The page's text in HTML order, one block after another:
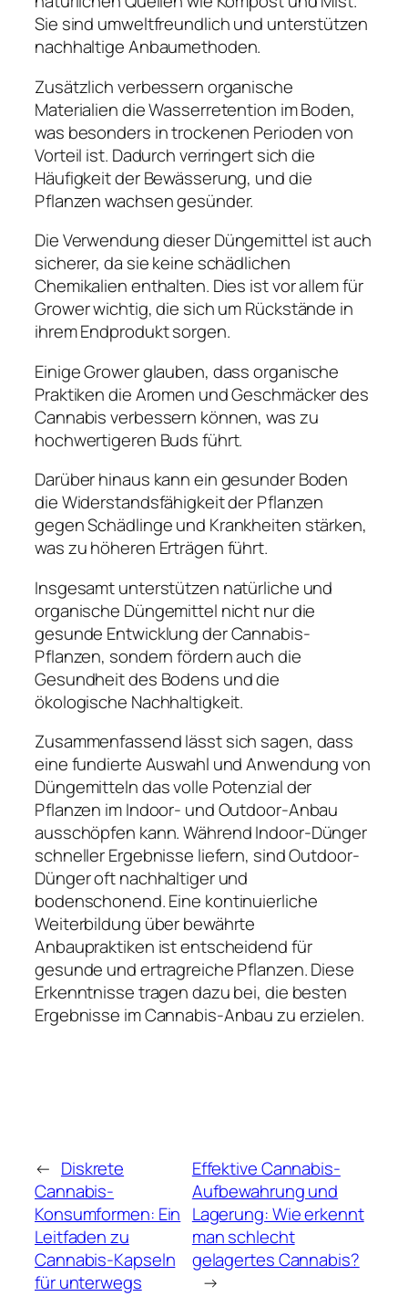
Sie sind umweltfreundlich und unterstützen
nachhaltige Anbaumethoden.
Zusätzlich verbessern organische
Materialien die Wasserretention im Boden,
was besonders in trockenen Perioden von
Vorteil ist. Dadurch verringert sich die
Häufigkeit der Bewässerung, und die
Pflanzen wachsen gesünder.
Die Verwendung dieser Düngemittel ist auch
sicherer, da sie keine schädlichen
Chemikalien enthalten. Dies ist vor allem für
Grower wichtig, die sich um Rückstände in
ihrem Endprodukt sorgen.
Einige Grower glauben, dass organische
Praktiken die Aromen und Geschmäcker des
Cannabis verbessern können, was zu
hochwertigeren Buds führt.
Darüber hinaus kann ein gesunder Boden
die Widerstandsfähigkeit der Pflanzen
gegen Schädlinge und Krankheiten stärken,
was zu höheren Erträgen führt.
Insgesamt unterstützen natürliche und
organische Düngemittel nicht nur die
gesunde Entwicklung der Cannabis-
Pflanzen, sondern fördern auch die
Gesundheit des Bodens und die
ökologische Nachhaltigkeit.
Zusammenfassend lässt sich sagen, dass
eine fundierte Auswahl und Anwendung von
Düngemitteln das volle Potenzial der
Pflanzen im Indoor- und Outdoor-Anbau
ausschöpfen kann. Während Indoor-Dünger
schneller Ergebnisse liefern, sind Outdoor-
Dünger oft nachhaltiger und
bodenschonend. Eine kontinuierliche
Weiterbildung über bewährte
Anbaupraktiken ist entscheidend für
gesunde und ertragreiche Pflanzen. Diese
Erkenntnisse tragen dazu bei, die besten
Ergebnisse im Cannabis-Anbau zu erzielen.
← Diskrete
Cannabis-
Konsumformen: Ein
Leitfaden zu
Cannabis-Kapseln
für unterwegs
Effektive Cannabis-
Aufbewahrung und
Lagerung: Wie erkennt
man schlecht
gelagertes Cannabis?
→